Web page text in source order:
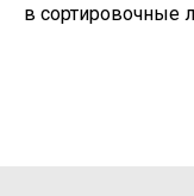
в сортировочные